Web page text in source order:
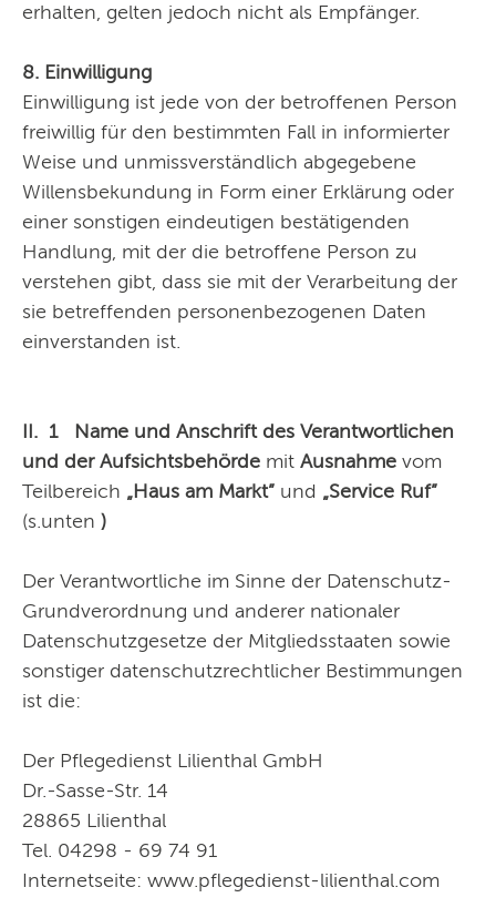
erhalten, gelten jedoch nicht als Empfänger.
8. Einwilligung
Einwilligung ist jede von der betroffenen Person
freiwillig für den bestimmten Fall in informierter
Weise und unmissverständlich abgegebene
Willensbekundung in Form einer Erklärung oder
einer sonstigen eindeutigen bestätigenden
Handlung, mit der die betroffene Person zu
verstehen gibt, dass sie mit der Verarbeitung der
sie betreffenden personenbezogenen Daten
einverstanden ist.
II. 1 Name und Anschrift des Verantwortlichen
und der Aufsichtsbehörde mit Ausnahme vom
Teilbereich „Haus am Markt” und „Service Ruf”
(s.unten )
Der Verantwortliche im Sinne der Datenschutz-
Grundverordnung und anderer nationaler
Datenschutzgesetze der Mitgliedsstaaten sowie
sonstiger datenschutzrechtlicher Bestimmungen
ist die:
Der Pflegedienst Lilienthal GmbH
Dr.-Sasse-Str. 14
28865 Lilienthal
Tel. 04298 - 69 74 91
Internetseite: www.pflegedienst-lilienthal.com